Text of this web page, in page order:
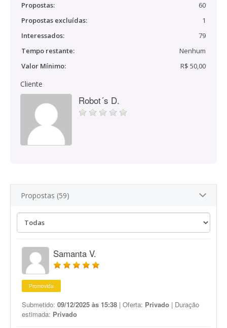
Propostas:
60
Propostas excluídas:
1
Interessados:
79
Tempo restante:
Nenhum
Valor Mínimo:
R$ 50,00
Cliente
Robot´s D.
Propostas (59)
Samanta V.
Promovida
Submetido: 09/12/2025 às 15:38 | Oferta: Privado | Duração
estimada: Privado